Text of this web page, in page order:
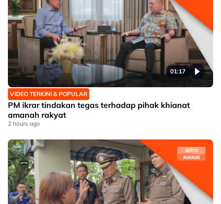
01:17
VIDEO TERKINI & POPULAR
PM ikrar tindakan tegas terhadap pihak khianat
amanah rakyat
2 hours ago